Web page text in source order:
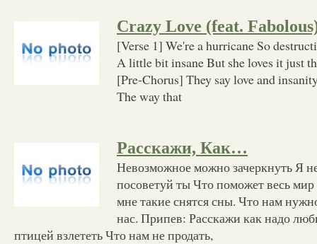
Crazy Love (feat.
[Verse 1] We're a hurricane So
A little bit insane But she loves it just
[Pre-Chorus] They say love and
The way that
Расскажи, Как…
Невозможное можно зачеркнуть Я
посоветуй ты Что поможет весь
мне такие снятся сны. Что нам
нас. Припев: Расскажи как надо
птицей взлететь Что нам не продать,